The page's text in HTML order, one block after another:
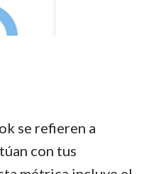
se refieren a
con tus